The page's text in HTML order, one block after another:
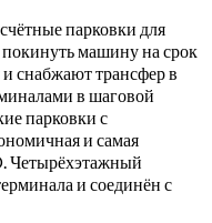
парковки для
машину на срок
снабжают трансфер в
в шаговой
парковки с
и самая
Четырёхэтажный
и соединён с